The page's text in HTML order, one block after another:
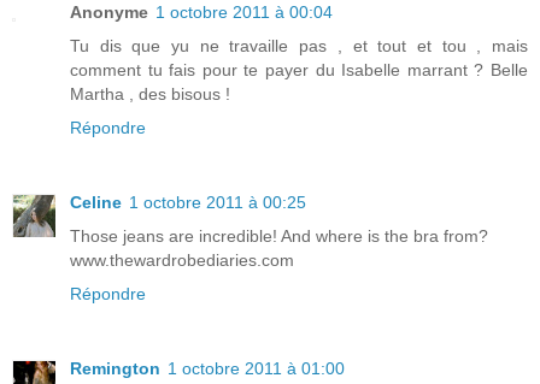
Anonyme 1 octobre 2011 à 00:04
Tu dis que yu ne travaille pas , et tout et tou , mais
comment tu fais pour te payer du Isabelle marrant ? Belle
Martha , des bisous !
Répondre
Celine 1 octobre 2011 à 00:25
Those jeans are incredible! And where is the bra from?
www.thewardrobediaries.com
Répondre
Remington 1 octobre 2011 à 01:00